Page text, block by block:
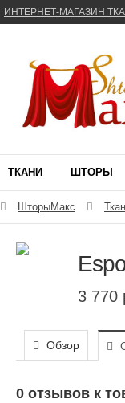
ИНТЕРНЕТ-МАГАЗИН
ТКАНИ ШТОРЫ
ШторыМакс
3 770
Обзор
0 отзывов к